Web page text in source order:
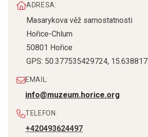
ADRESA:
Masarykova věž samostatnosti
Hořice-Chlum
50801 Hořice
GPS: 50.377535429724,
EMAIL:
info@muzeum.horice.org
TELEFON:
+420493624497